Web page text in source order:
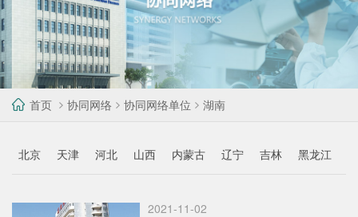
首页 协同网络 协同网络单位 湖南
北京 天津 河北 山西 内蒙古 辽宁 吉林 黑龙江
2021-11-02